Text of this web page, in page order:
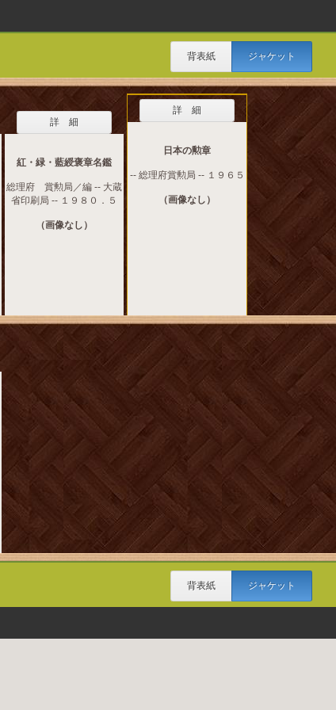
背表紙 ジャケット
詳 細
紅・緑・藍綬褒章名鑑
総理府 賞勲局／編 -- 大蔵
省印刷局 -- １９８０．５
（画像なし）
詳 細
日本の勲章
-- 総理府賞勲局 -- １９６５
（画像なし）
背表紙 ジャケット